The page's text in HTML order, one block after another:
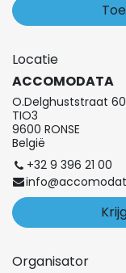
Locatie
ACCOMODATA
O.Delghuststraat 60
TIO3
9600 RONSE
België
+32 9 396 21 00
Organisator